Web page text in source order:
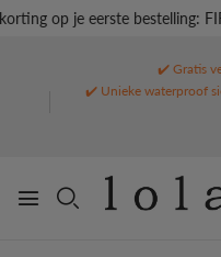
op je eerste bestelling:
✔️ Gratis
✔️ Unieke waterproof